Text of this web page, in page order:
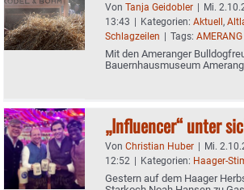
Von Tanja Geidobler | Mi.
13:43 | Kategorien: Aktuell,
Schlagzeilen | Tags: AMERANG
Mit den Ameranger
Bauernhausmuseum Amerang
„Influencer“ unter
Von Christian Huber | Mi.
12:52 | Kategorien: Haager-
Gestern auf dem Haager